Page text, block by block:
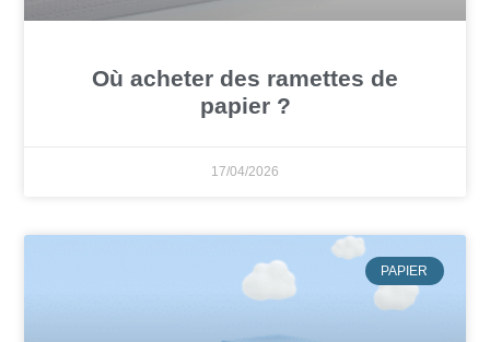
Où acheter des ramettes de
papier ?
17/04/2026
PAPIER